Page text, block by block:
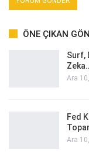
ÖNE ÇIKAN
Surf,
Ara
Fed
Ara